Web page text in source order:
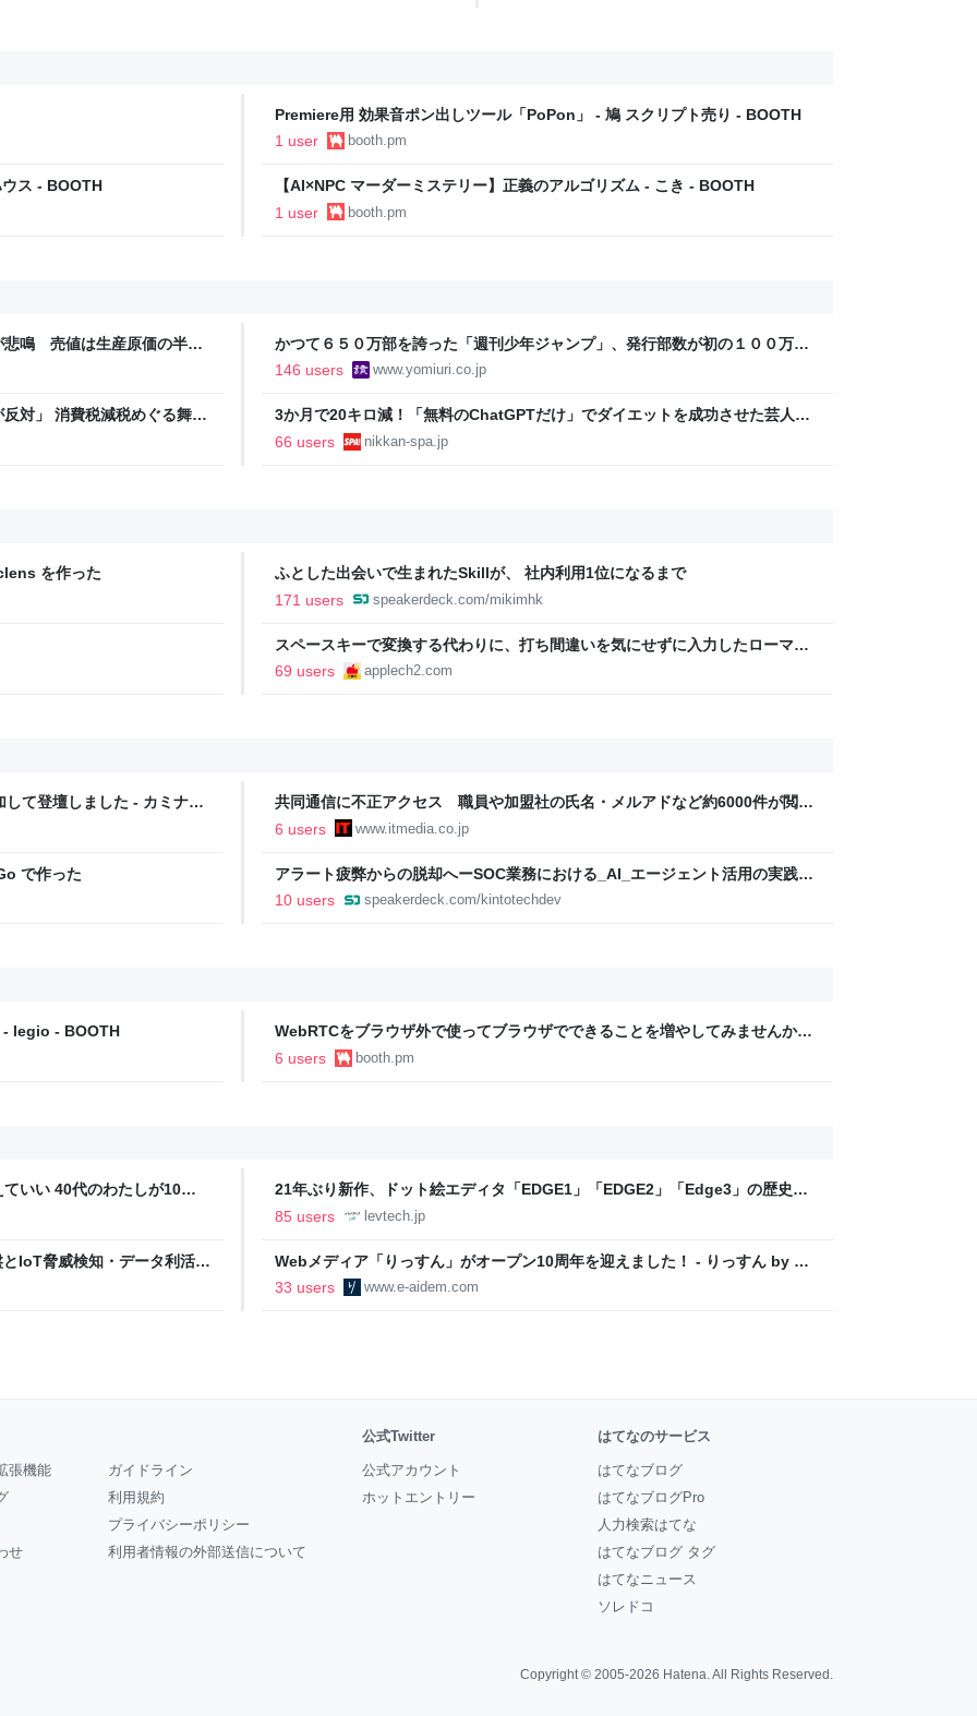
Premiere用 効果音ポン出しツール「PoPon」 - 鳩 スクリプト売り - BOOTH
1 user
booth.pm
ス - BOOTH
【AI×NPC マーダーミステリー】正義のアルゴリズム - こき - BOOTH
1 user
booth.pm
悲鳴 売値は生産原価の半分
かつて６５０万部を誇った「週刊少年ジャンプ」、発行部数が初の１００万部
割れ…国内の紙雑誌で「１００万部超」ゼロに
146 users www.yomiuri.co.jp
対」 消費税減税めぐる舞台
3か月で20キロ減！「無料のChatGPTだけ」でダイエットを成功させた芸人を
直撃。「相手が人間だったらムリ」な減量メソッドに驚き | 日刊SPA!
66 users nikkan-spa.jp
を作った
ふとした出会いで生まれたSkillが、 社内利用1位になるまで
171 users
speakerdeck.com/mikimhk
スペースキーで変換する代わりに、打ち間違いを気にせずに入力したローマ字
をAIで自然な日本語に変換してくれるMac用の日本語入力アプリ「Nospace」
がリリース。
69 users applech2.com
て登壇しました - カミナシ
共同通信に不正アクセス 職員や加盟社の氏名・メルアドなど約6000件が閲覧
の恐れ 職員アカウント不正利用か
6 users www.itmedia.co.jp
で作った
アラート疲弊からの脱却へーSOC業務における_AI_エージェント活用の実践
_v2.pdf
10 users speakerdeck.com/kintotechdev
legio - BOOTH
WebRTCをブラウザ外で使ってブラウザでできることを増やしてみませんか?
(電子版) - でんでんらぼ - BOOTH
6 users booth.pm
いい 40代のわたしが10年
21年ぶり新作、ドット絵エディタ「EDGE1」「EDGE2」「Edge3」の歴史に
ついて作者に聞く【フォーカス】 - レバテックLAB
85 users levtech.jp
IoT脅威検知・データ利活用
Webメディア「りっすん」がオープン10周年を迎えました！ - りっすん by イ
ーアイデム
33 users www.e-aidem.com
張機能
せ
ガイドライン
利用規約
プライバシーポリシー
利用者情報の外部送信について
公式Twitter
公式アカウント
ホットエントリー
はてなのサービス
はてなブログ
はてなブログPro
人力検索はてな
はてなブログ タグ
はてなニュース
ソレドコ
Copyright © 2005-2026 Hatena. All Rights Reserved.